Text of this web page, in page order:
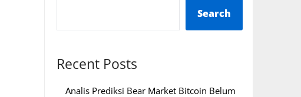
Search
Recent Posts
Analis Prediksi Bear Market Bitcoin Belum